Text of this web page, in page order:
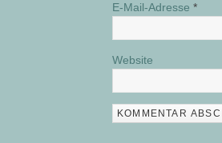
E-Mail-Adresse *
Website